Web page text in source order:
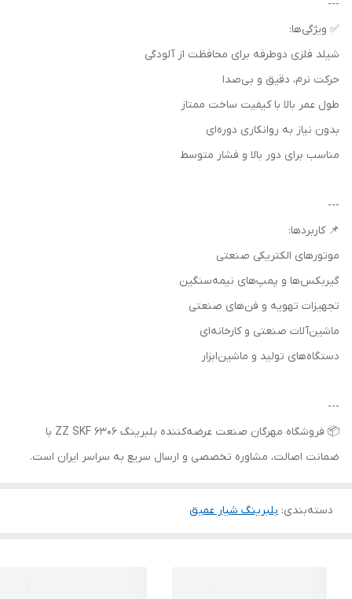
---
✅ ویژگی‌ها:
شیلد فلزی دوطرفه برای محافظت از آلودگی
حرکت نرم، دقیق و بی‌صدا
طول عمر بالا با کیفیت ساخت ممتاز
بدون نیاز به روانکاری دوره‌ای
مناسب برای دور بالا و فشار متوسط
---
📌 کاربردها:
موتورهای الکتریکی صنعتی
گیربکس‌ها و پمپ‌های نیمه‌سنگین
تجهیزات تهویه و فن‌های صنعتی
ماشین‌آلات صنعتی و کارخانه‌ای
دستگاه‌های تولید و ماشین‌ابزار
---
📦 فروشگاه مهرگان صنعت عرضه‌کننده بلبرینگ 6306 ZZ SKF با
ضمانت اصالت، مشاوره تخصصی و ارسال سریع به سراسر ایران است.
دسته‌بندی: بلبرینگ شیار عمیق